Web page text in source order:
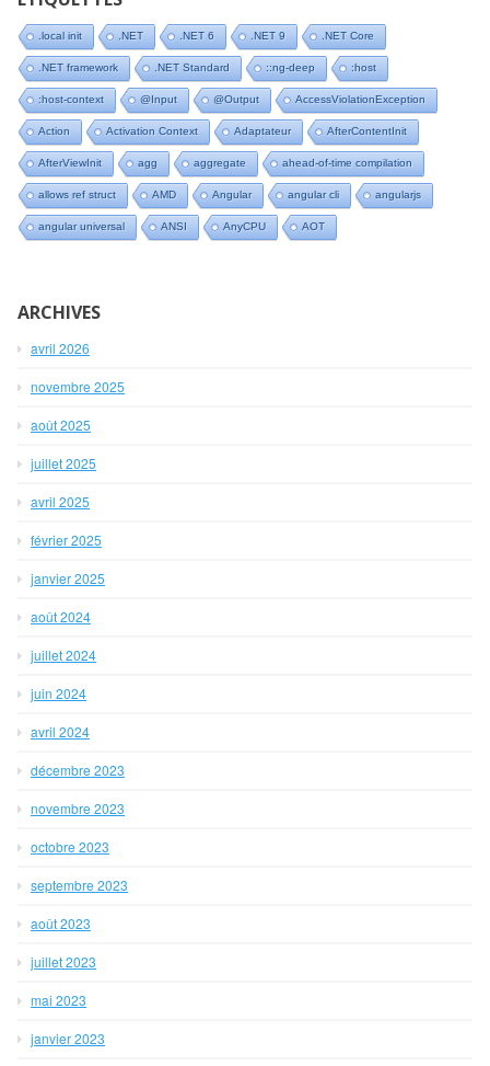
.local init .NET .NET 6 .NET 9 .NET Core
.NET framework .NET Standard ::ng-deep :host
:host-context @Input @Output AccessViolationException
Action Activation Context Adaptateur AfterContentInit
AfterViewInit agg aggregate ahead-of-time compilation
allows ref struct AMD Angular angular cli angularjs
angular universal ANSI AnyCPU AOT
ARCHIVES
avril 2026
novembre 2025
août 2025
juillet 2025
avril 2025
février 2025
janvier 2025
août 2024
juillet 2024
juin 2024
avril 2024
décembre 2023
novembre 2023
octobre 2023
septembre 2023
août 2023
juillet 2023
mai 2023
janvier 2023